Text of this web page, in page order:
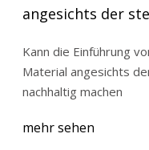
angesichts der
Kann die Einführung
Material angesichts
nachhaltig machen
mehr sehen